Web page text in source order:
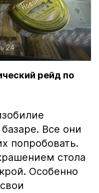
24
рейд по
Все они
попробовать.
стола
Особенно